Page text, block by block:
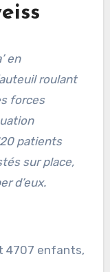
en
roulant
forces
patients
sur place,
d’eux.
4707 enfants,